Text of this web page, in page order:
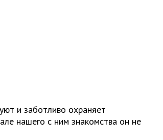
и заботливо охраняет
нашего с ним знакомства он не